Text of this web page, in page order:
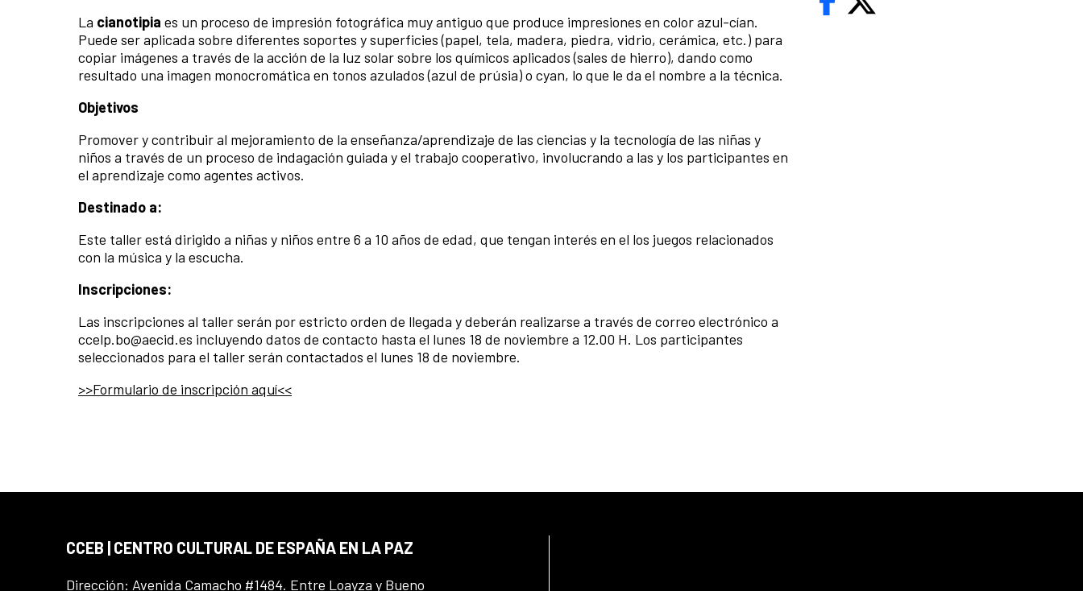
La cianotipia es un proceso de impresión fotográfica muy antiguo que produce impresiones en color azul-cían.
Puede ser aplicada sobre diferentes soportes y superficies (papel, tela, madera, piedra, vidrio, cerámica, etc.) para
copiar imágenes a través de la acción de la luz solar sobre los químicos aplicados (sales de hierro), dando como
resultado una imagen monocromática en tonos azulados (azul de prúsia) o cyan, lo que le da el nombre a la técnica.
Objetivos
Promover y contribuir al mejoramiento de la enseñanza/aprendizaje de las ciencias y la tecnología de las niñas y
niños a través de un proceso de indagación guiada y el trabajo cooperativo, involucrando a las y los participantes en
el aprendizaje como agentes activos.
Destinado a:
Este taller está dirigido a niñas y niños entre 6 a 10 años de edad, que tengan interés en el los juegos relacionados
con la música y la escucha.
Inscripciones:
Las inscripciones al taller serán por estricto orden de llegada y deberán realizarse a través de correo electrónico a
ccelp.bo@aecid.es incluyendo datos de contacto hasta el lunes 18 de noviembre a 12.00 H. Los participantes
seleccionados para el taller serán contactados el lunes 18 de noviembre.
>>Formulario de inscripción aquí<<
CCEB | CENTRO CULTURAL DE ESPAÑA EN LA PAZ
Dirección: Avenida Camacho #1484. Entre Loayza y Bueno